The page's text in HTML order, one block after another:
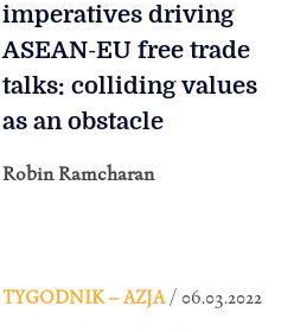
imperatives driving
ASEAN-EU free trade
talks: colliding values
as an obstacle
Robin Ramcharan
TYGODNIK – AZJA/ 06.03.2022